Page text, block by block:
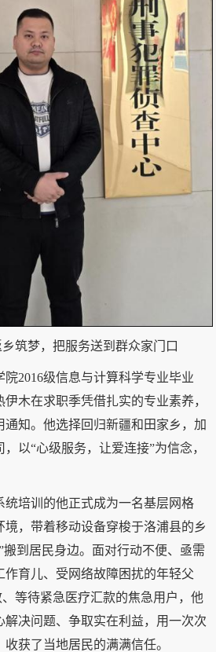
筑梦，把服务送到群众家门口
2016级信息与计算科学专业毕业
木在求职季凭借扎实的专业素养，
通知。他选择回归新疆和田家乡，加
以“心级服务，让爱连接”为信念，
统培训的他正式成为一名基层网格
境，带着移动设备穿梭于洛浦县的乡
搬到居民身边。面对行动不便、亟需
作育儿、受网络故障困扰的年轻父
等待紧急医疗汇款的焦急用户，他
解决问题、争取实在利益，用一次次
收获了当地居民的满满信任。